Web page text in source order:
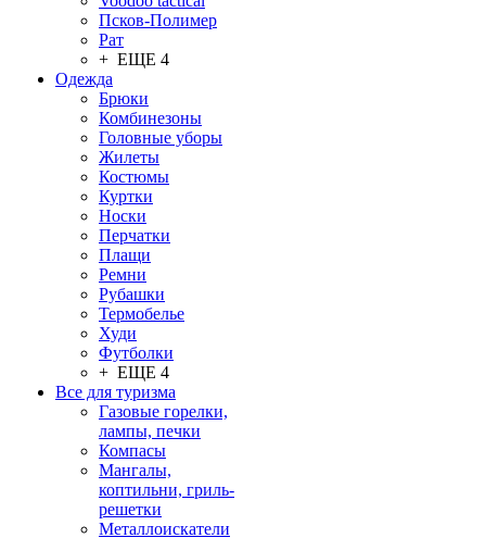
Псков-Полимер
Рат
+ ЕЩЕ 4
Одежда
Брюки
Комбинезоны
Головные уборы
Жилеты
Костюмы
Куртки
Носки
Перчатки
Плащи
Ремни
Рубашки
Термобелье
Худи
Футболки
+ ЕЩЕ 4
Все для туризма
Газовые горелки,
лампы, печки
Компасы
Мангалы,
коптильни, гриль-
решетки
Металлоискатели